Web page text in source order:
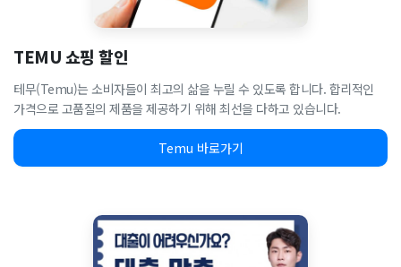
TEMU 쇼핑 할인
테무(Temu)는 소비자들이 최고의 삶을 누릴 수 있도록 합니다. 합리적인
가격으로 고품질의 제품을 제공하기 위해 최선을 다하고 있습니다.
Temu 바로가기